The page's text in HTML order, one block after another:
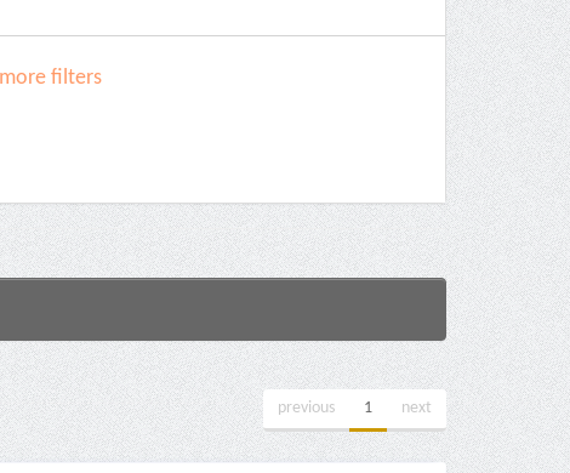
filters
previous 1 next